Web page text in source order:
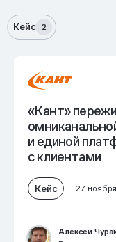
Кейс 2
«Кант»
и единой
с клиентами
Кейс 27
Алексей